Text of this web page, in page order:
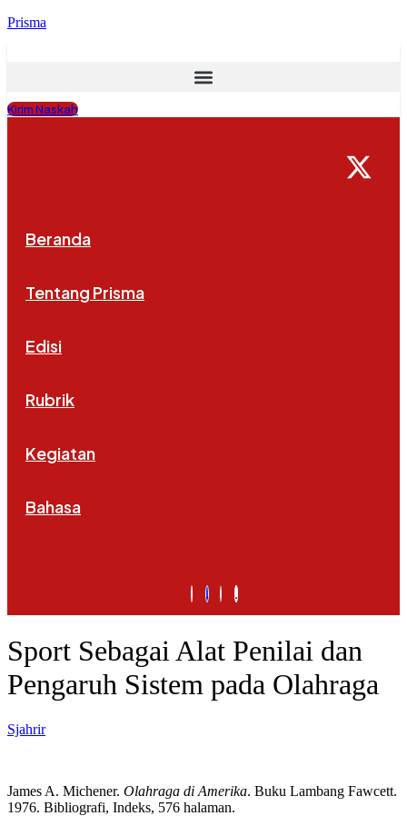
Prisma
Kirim Naskah
Beranda
Tentang Prisma
Edisi
Rubrik
Kegiatan
Bahasa
Sport Sebagai Alat Penilai dan
Pengaruh Sistem pada Olahraga
Sjahrir
James A. Michener. Olahraga di Amerika. Buku Lambang Fawcett.
1976. Bibliografi, Indeks, 576 halaman.